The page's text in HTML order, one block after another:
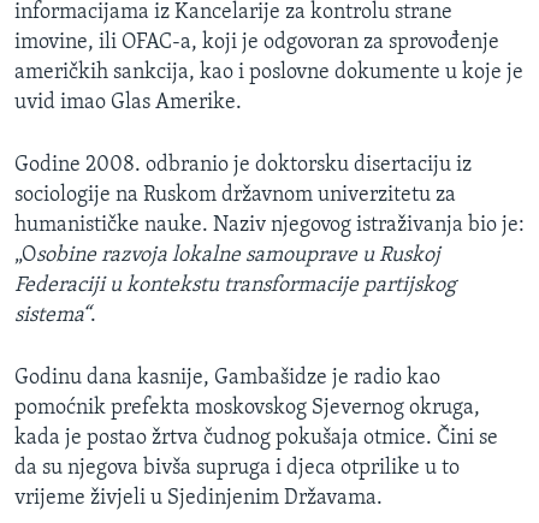
informacijama iz Kancelarije za kontrolu strane
imovine, ili OFAC-a, koji je odgovoran za sprovođenje
američkih sankcija, kao i poslovne dokumente u koje je
uvid imao Glas Amerike.
Godine 2008. odbranio je doktorsku disertaciju iz
sociologije na Ruskom državnom univerzitetu za
humanističke nauke. Naziv njegovog istraživanja bio je:
„Osobine razvoja lokalne samouprave u Ruskoj
Federaciji u kontekstu transformacije partijskog
sistema“.
Godinu dana kasnije, Gambašidze je radio kao
pomoćnik prefekta moskovskog Sjevernog okruga,
kada je postao žrtva čudnog pokušaja otmice. Čini se
da su njegova bivša supruga i djeca otprilike u to
vrijeme živjeli u Sjedinjenim Državama.